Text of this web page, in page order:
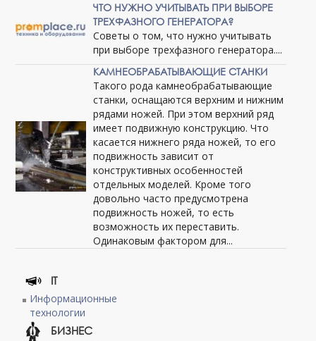
ЧТО НУЖНО УЧИТЫВАТЬ ПРИ ВЫБОРЕ
ТРЕХФАЗНОГО ГЕНЕРАТОРА?
Советы о том, что нужно учитывать
при выборе трехфазного генератора....
КАМНЕОБРАБАТЫВАЮЩИЕ СТАНКИ
Такого рода камнеобрабатывающие
станки, оснащаются верхним и нижним
рядами ножей. При этом верхний ряд
имеет подвижную конструкцию. Что
касается нижнего ряда ножей, то его
подвижность зависит от
конструктивных особенностей
отдельных моделей. Кроме того
довольно часто предусмотрена
подвижность ножей, то есть
возможность их переставить.
Одинаковым фактором для...
IT
Информационные
технологии
БИЗНЕС